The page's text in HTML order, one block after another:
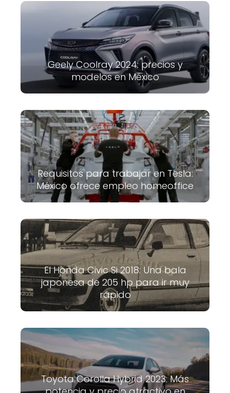
Geely Coolray 2024: precios y
modelos en México
Requisitos para trabajar en Tesla:
México ofrece empleo homeoffice
El Honda Civic Si 2018: Una bala
japonesa de 205 hp para ir muy
rápido
Toyota Corolla Hybrid 2023: Más